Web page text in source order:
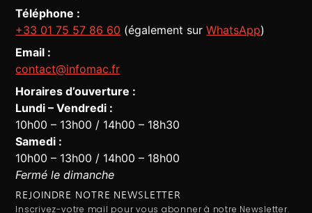
Téléphone :
+33 01 75 57 86 60 (également surWhatsApp)
Email :
contact@infomac.fr
Horaires d’ouverture :
Lundi – Vendredi :
10h00 – 13h00 / 14h00 – 18h30
Samedi :
10h00 – 13h00 / 14h00 – 18h00
Fermé le dimanche
REJOINDRE NOTRE NEWSLETTER
Inscrivez-votre mail pour vous abonner à notre Newsletter.
Assistant Infomac